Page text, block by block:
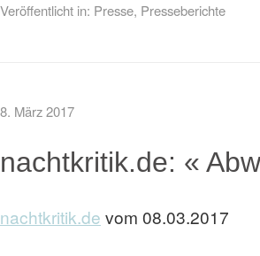
Veröffentlicht in: Presse, Presseberichte
8. März 2017
nachtkritik.de: «
nachtkritik.de vom 08.03.2017